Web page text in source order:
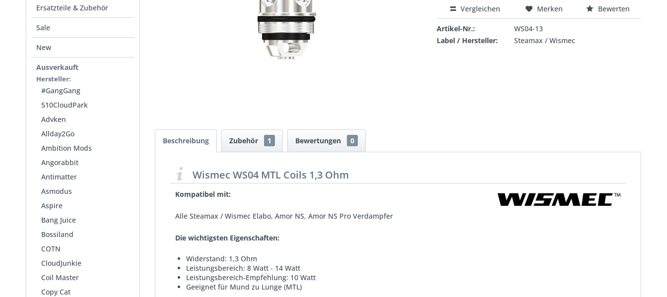
Ersatzteile & Zubehör
Sale
New
Ausverkauft
Hersteller:
#GangGang
510CloudPark
Advken
Allday2Go
Ambition Mods
Angorabbit
Antimatter
Asmodus
Aspire
Bang Juice
Bossiland
COTN
CloudJunkie
Coil Master
Copy Cat
Vergleichen
Merken Bewerten
Artikel-Nr.:
WS04-13
Label / Hersteller:
Steamax / Wismec
Beschreibung Zubehör 1 Bewertungen 0
Wismec WS04 MTL Coils 1,3 Ohm
Kompatibel mit:
Alle Steamax / Wismec Elabo, Amor NS, Amor NS Pro Verdampfer
Die wichtigsten Eigenschaften:
Widerstand: 1,3 Ohm
Leistungsbereich: 8 Watt - 14 Watt
Leistungsbereich-Empfehlung: 10 Watt
Geeignet für Mund zu Lunge (MTL)